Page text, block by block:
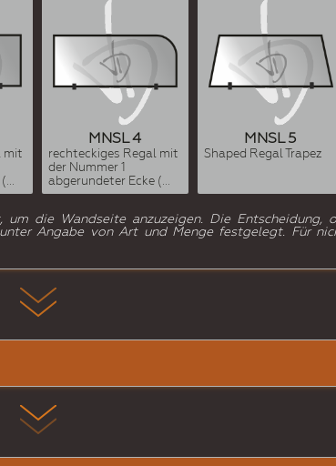
mit
MNSL 4
rechteckiges Regal mit
der Nummer 1
abgerundeter Ecke (...
MNSL 5
Shaped Regal Trapez
die Wandseite anzuzeigen. Die Entscheidung,
Angabe von Art und Menge festgelegt. Für